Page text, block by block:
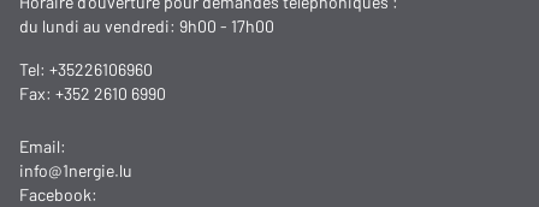
du lundi au vendredi: 9h00 - 17h00
Tel: +35226106960
Fax: +352 2610 6990
Email:
info@1nergie.lu
Facebook: